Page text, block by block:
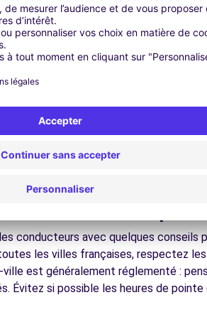
7.6 km
8.1 km
à Marcq-en-
cœur de ville et découvrez son
qui font la richesse de Marcq-
d'Opale, les champs de bataille,
régionale dans les restaurants et
à Marcq-en-
conducteurs avec quelques conseils
les villes françaises, respectez
est généralement réglementé :
Évitez si possible les heures de